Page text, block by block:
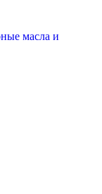
масла и